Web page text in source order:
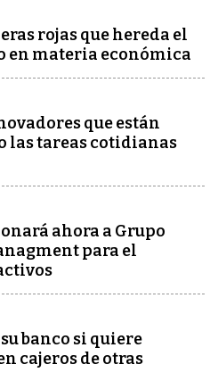
rojas que hereda el
en materia económica
que están
las tareas cotidianas
ahora a Grupo
para el
banco si quiere
cajeros de otras